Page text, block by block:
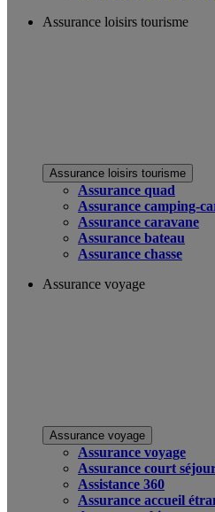
Assurance loisirs tourisme
Assurance loisirs tourisme
Assurance quad
Assurance camping-
Assurance caravane
Assurance bateau
Assurance chasse
Assurance voyage
Assurance voyage
Assurance voyage
Assurance court
Assistance 360
Assurance accueil